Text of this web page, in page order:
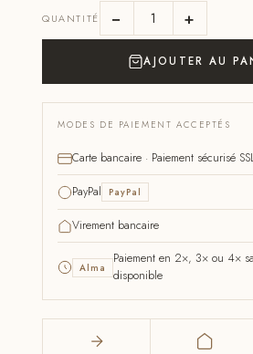
QUANTITÉ − +
AJOUTER AU
MODES DE PAIEMENT ACCEPTÉS
Carte bancaire · Paiement sécurisé
PayPal PayPal
Virement bancaire
Alma
Paiement en 2×, 3× ou 4×
disponible